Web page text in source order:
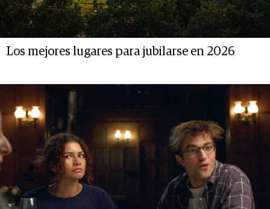
Los mejores lugares para jubilarse en 2026